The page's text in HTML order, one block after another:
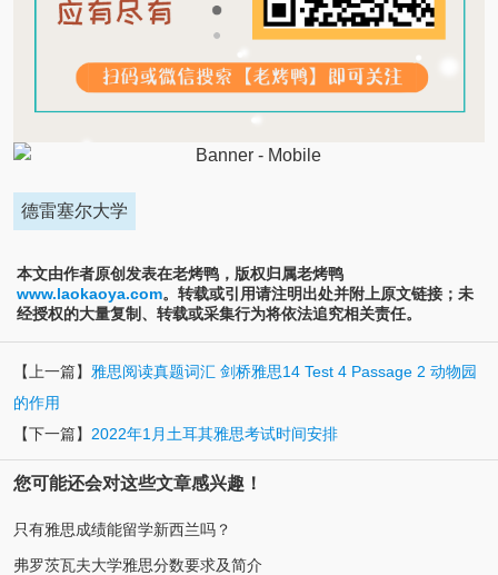
德雷塞尔大学
本文由作者原创发表在老烤鸭，版权归属老烤鸭
www.laokaoya.com。转载或引用请注明出处并附上原文链接；未
经授权的大量复制、转载或采集行为将依法追究相关责任。
【上一篇】 雅思阅读真题词汇 剑桥雅思14 Test 4 Passage 2 动物园
的作用
【下一篇】 2022年1月土耳其雅思考试时间安排
您可能还会对这些文章感兴趣！
只有雅思成绩能留学新西兰吗？
弗罗茨瓦夫大学雅思分数要求及简介